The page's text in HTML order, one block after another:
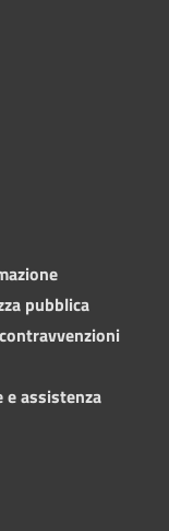
pubblica
e assistenza